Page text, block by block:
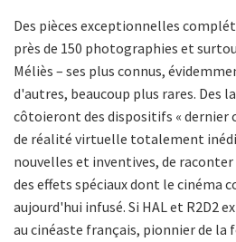
Des pièces exceptionnelles
près de 150 photographies et
Méliès – ses plus connus,
d'autres, beaucoup plus rares. Des
côtoieront des dispositifs « dernier
de réalité virtuelle totalement
nouvelles et inventives, de
des effets spéciaux dont le cinéma
aujourd'hui infusé. Si HAL et R2D2
au cinéaste français, pionnier de la